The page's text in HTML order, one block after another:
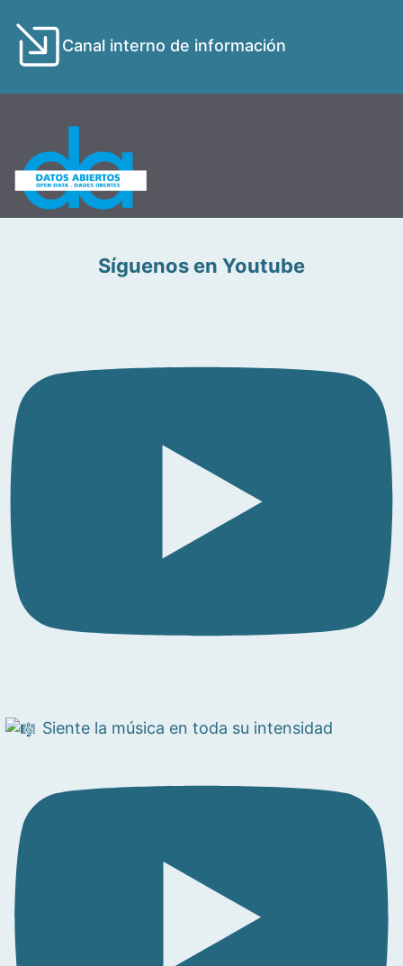
Canal interno de información
Síguenos en Youtube
Siente la música en toda su intensidad